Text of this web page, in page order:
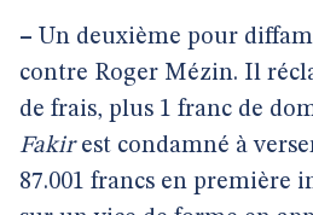
– Un deuxième pour
contre Roger Mézin. Il
de frais, plus 1 franc de
Fakirest condamné à
87.001 francs en première